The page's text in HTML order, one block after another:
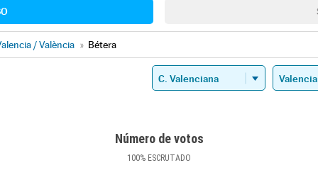
/ València » Bétera
Número de votos
100% ESCRUTADO